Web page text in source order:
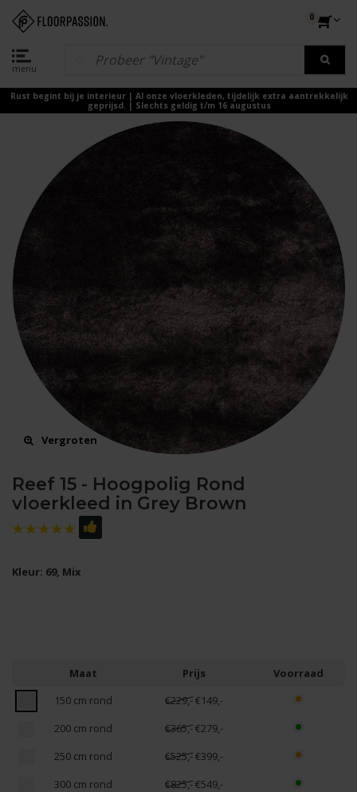
menu
0
Rust begint bij je interieur | Al onze vloerkleden, tijdelijk extra aantrekkelijk
geprijsd. | Slechts geldig t/m 16 augustus
Vergroten
Reef 15 - Hoogpolig Rond
vloerkleed in Grey Brown
Kleur: 69, Mix
Maat Prijs
Voorraad
150 cm rond
€229,-€149,-
200 cm rond
€365,-€279,-
250 cm rond
€525,-€399,-
300 cm rond
€825,-€549,-